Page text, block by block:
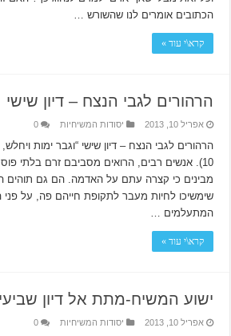
הכתובים אומרים לנו שהשורש …
קרא\י עוד »
הרהורים לגבי הנצח – דיון שישי
אפריל 10, 2013 יסודות המשיחיות 0
הרהורים לגבי הנצח – דיון שישי “וגבר ימות ויחלש,
10). אנשים רבים, הרואים מסביבם זרם בלתי
מבינים כי קצרה עתם על האדמה. הם גם תוהים
שימשיכו לחיות מעבר לתקופת חייהם פה, על
המתעלמים …
קרא\י עוד »
ישוע המשיח-מתת אל דיון שביעי
אפריל 10, 2013 יסודות המשיחיות 0